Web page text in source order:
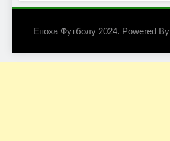
Епоха Футболу 2024. Powered By